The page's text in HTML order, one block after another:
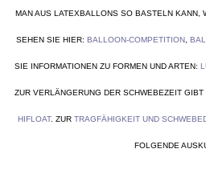
MAN AUS LATEXBALLONS SO BASTELN KANN,
SEHEN SIE HIER: BALLOON-COMPETITION
SIE INFORMATIONEN ZU FORMEN UND ARTEN:
ZUR VERLÄNGERUNG DER SCHWEBEZEIT
HIFLOAT. ZUR TRAGFÄHIGKEIT UND
FOLGENDE